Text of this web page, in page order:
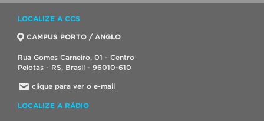
LOCALIZE A CCS
CAMPUS PORTO / ANGLO
Rua Gomes Carneiro, 01 - Centro
Pelotas - RS, Brasil - 96010-610
clique para ver o e-mail
LOCALIZE A RÁDIO